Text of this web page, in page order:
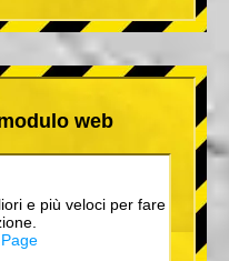
web
e più veloci per fare